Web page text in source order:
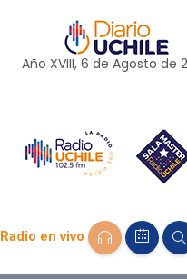
Año XVIII, 6 de Agosto de
Radio en vivo